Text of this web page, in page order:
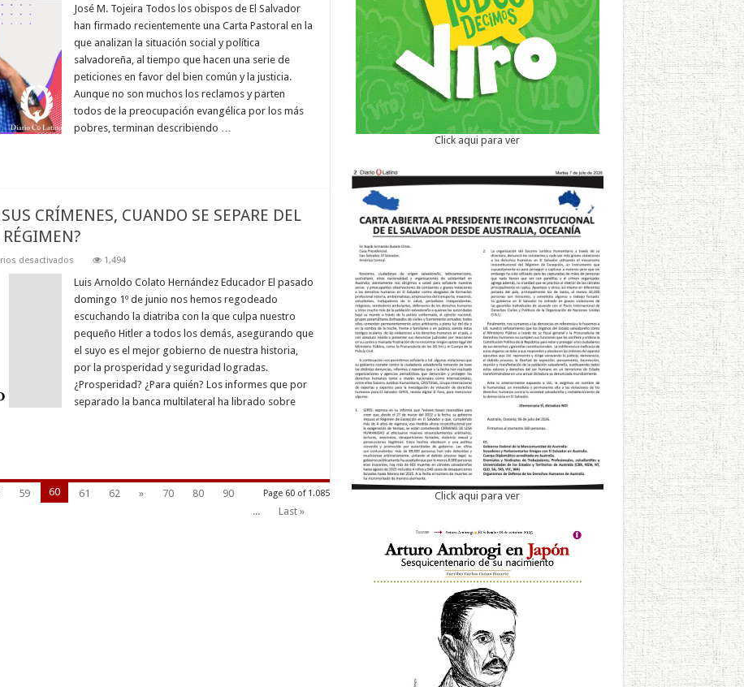
urgentes
José M. Tojeira Todos los obispos de El Salvador
han firmado recientemente una Carta Pastoral en la
que analizan la situación social y política
salvadoreña, al tiempo que hacen una serie de
peticiones en favor del bien común y la justicia.
Aunque no son muchos los reclamos y parten
todos de la preocupación evangélica por los más
pobres, terminan describiendo …
CRÍMENES, CUANDO SE SEPARE DEL
desactivadosen
IMPUNIDAD
SUS
CRÍMENES,
CUANDO
SE
DEL
GOBIERNO
A
ESTE
RÉGIMEN?
1,494
Luis Arnoldo Colato Hernández Educador El pasado
domingo 1º de junio nos hemos regodeado
escuchando la diatriba con la que culpa nuestro
pequeño Hitler a todos los demás, asegurando que
el suyo es el mejor gobierno de nuestra historia,
por la prosperidad y seguridad logradas.
¿Prosperidad? ¿Para quién? Los informes que por
separado la banca multilateral ha librado sobre
Page 60 of 1.085
59 60 61 62 » 70 80
90
...
Last »
Click aqui para ver
Click aqui para ver